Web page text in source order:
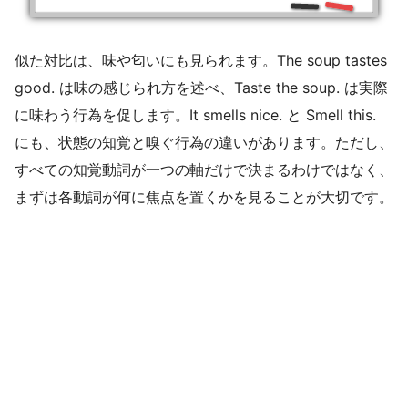
似た対比は、味や匂いにも見られます。The soup tastes
good. は味の感じられ方を述べ、Taste the soup. は実際
に味わう行為を促します。It smells nice. と Smell this.
にも、状態の知覚と嗅ぐ行為の違いがあります。ただし、
すべての知覚動詞が一つの軸だけで決まるわけではなく、
まずは各動詞が何に焦点を置くかを見ることが大切です。